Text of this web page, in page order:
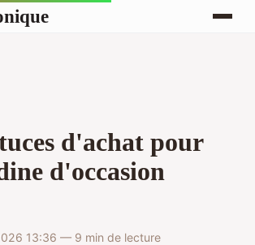
d'achat pour
d'occasion
13:36 — 9 min de lecture